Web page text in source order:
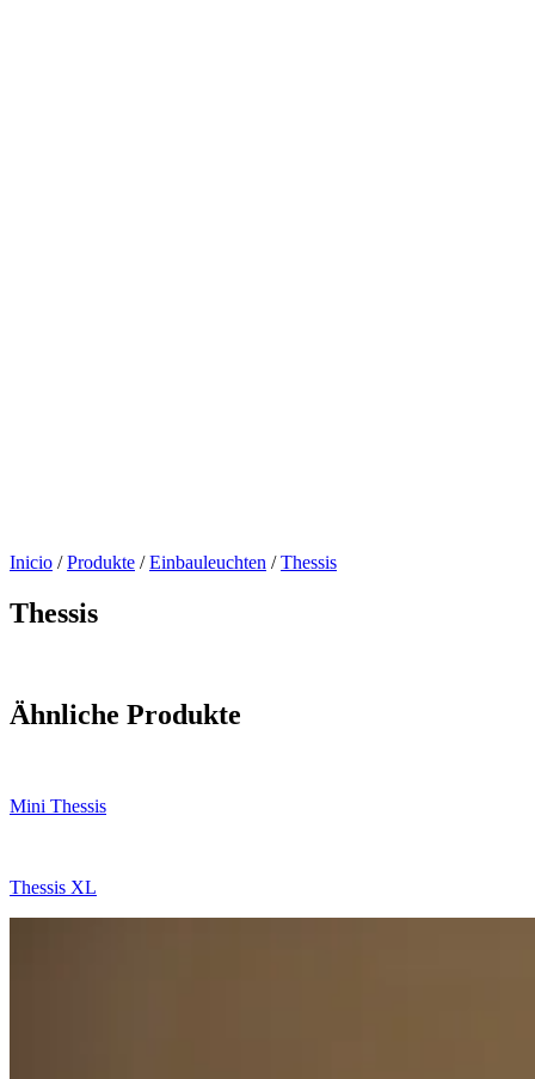
Inicio / Produkte / Einbauleuchten / Thessis
Thessis
Ähnliche Produkte
Mini Thessis
Thessis XL